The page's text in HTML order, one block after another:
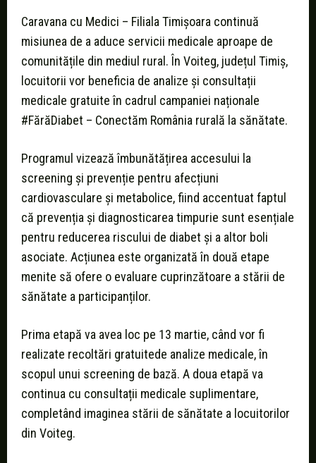
Caravana cu Medici – Filiala Timișoara continuă
misiunea de a aduce servicii medicale aproape de
comunitățile din mediul rural. În Voiteg, județul Timiș,
locuitorii vor beneficia de analize și consultații
medicale gratuite în cadrul campaniei naționale
#FărăDiabet – Conectăm România rurală la sănătate.
Programul vizează îmbunătățirea accesului la
screening și prevenție pentru afecțiuni
cardiovasculare și metabolice, fiind accentuat faptul
că prevenția și diagnosticarea timpurie sunt esențiale
pentru reducerea riscului de diabet și a altor boli
asociate. Acțiunea este organizată în două etape
menite să ofere o evaluare cuprinzătoare a stării de
sănătate a participanților.
Prima etapă va avea loc pe 13 martie, când vor fi
realizate recoltări gratuitede analize medicale, în
scopul unui screening de bază. A doua etapă va
continua cu consultații medicale suplimentare,
completând imaginea stării de sănătate a locuitorilor
din Voiteg.